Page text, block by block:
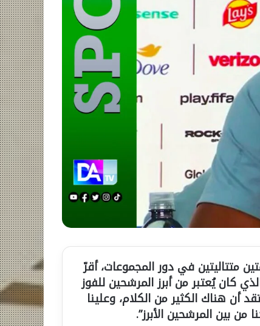
متتاليتين في دور المجموعات، أقرّ
كان يُعتبر من أبرز المرشحين للفوز
هناك الكثير من الكلام، وعلينا
من بين المرشحين الأبرز”.